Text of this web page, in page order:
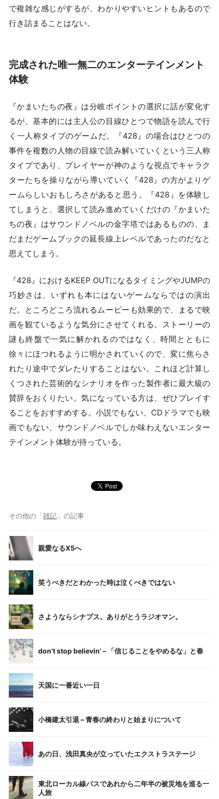
で複雑な感じがするが、わかりやすいヒントもあるので
行き詰まることはない。
完成された唯一無二のエンターテインメント
体験
『かまいたちの夜』は分岐ポイントの選択に話が変化す
るが、基本的には主人公の目線ひとつで物語を読んで行
く一人称タイプのゲームだ。『428』の場合はひとつの
事件を複数の人物の目線で読み解いていくという三人称
タイプであり、プレイヤーが神のような視点でキャラク
ターたちを操りながら導いていく『428』の方がよりゲ
ームらしいおもしろさがあると思う。『428』を体験し
てしまうと、選択して読み進めていくだけの『かまいた
ちの夜』はサウンドノベルの金字塔ではあるものの、ま
だまだゲームブックの延長線上レベルであったのだなと
思えてしまう。
『428』におけるKEEP OUTになるタイミングやJUMPの
巧妙さは、いずれも本にはないゲームならではの演出
だ。ところどころ流れるムービーも効果的で、まるで映
画を観ているような気分にさせてくれる。ストーリーの
謎も終盤で一気に解かれるのではなく、時間とともに
徐々にほつれるように明かされていくので、変に焦らさ
れたり途中でダレたりすることはない。これほど計算し
くつされた芸術的なシナリオを作った製作者に最大級の
賛辞をおくりたい。気になっている方は、ぜひプレイす
ることをおすすめする。小説でもない、CDドラマでも映
画でもない、サウンドノベルでしか味わえないエンター
テインメント体験が待っている。
その他の「雑記」の記事
親愛なるX5へ
笑うべきだとわかった時は泣くべきではない
さようならシナプス。ありがとうラジオマン。
don’t stop believin’ – 「信じることをやめるな」と春
天国に一番近い一日
小橋建太引退 – 青春の終わりと始まりについて
あの日、浅田真央が立っていたエクストラステージ
東北ローカル線パスであれから二年半の被災地を巡る一
人旅